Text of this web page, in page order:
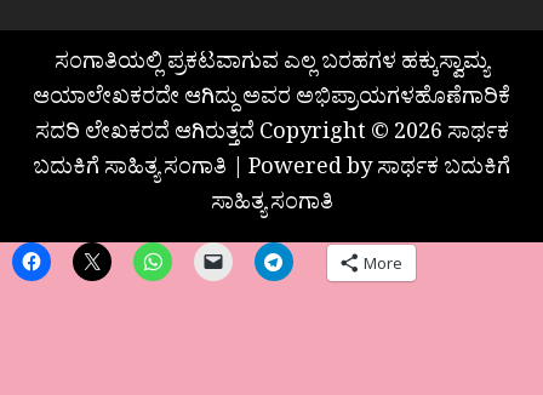
ಸಂಗಾತಿಯಲ್ಲಿ ಪ್ರಕಟವಾಗುವ ಎಲ್ಲ ಬರಹಗಳ ಹಕ್ಕುಸ್ವಾಮ್ಯ
ಆಯಾಲೇಖಕರದೇ ಆಗಿದ್ದು ಅವರ ಅಭಿಪ್ರಾಯಗಳಹೊಣೆಗಾರಿಕೆ
ಸದರಿ ಲೇಖಕರದೆ ಆಗಿರುತ್ತದೆ Copyright © 2026 ಸಾರ್ಥಕ
ಬದುಕಿಗೆ ಸಾಹಿತ್ಯ ಸಂಗಾತಿ | Powered by ಸಾರ್ಥಕ ಬದುಕಿಗೆ
ಸಾಹಿತ್ಯ ಸಂಗಾತಿ
More